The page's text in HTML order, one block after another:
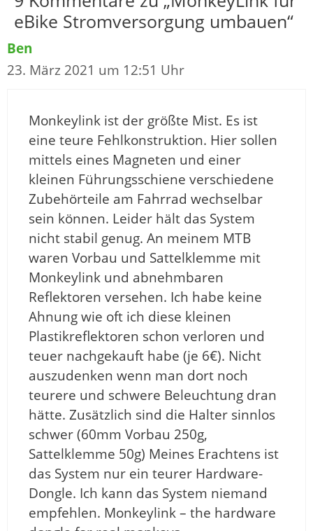
eBike Stromversorgung umbauen“
Ben
23. März 2021 um 12:51 Uhr
Monkeylink ist der größte Mist. Es ist
eine teure Fehlkonstruktion. Hier sollen
mittels eines Magneten und einer
kleinen Führungsschiene verschiedene
Zubehörteile am Fahrrad wechselbar
sein können. Leider hält das System
nicht stabil genug. An meinem MTB
waren Vorbau und Sattelklemme mit
Monkeylink und abnehmbaren
Reflektoren versehen. Ich habe keine
Ahnung wie oft ich diese kleinen
Plastikreflektoren schon verloren und
teuer nachgekauft habe (je 6€). Nicht
auszudenken wenn man dort noch
teurere und schwere Beleuchtung dran
hätte. Zusätzlich sind die Halter sinnlos
schwer (60mm Vorbau 250g,
Sattelklemme 50g) Meines Erachtens ist
das System nur ein teurer Hardware-
Dongle. Ich kann das System niemand
empfehlen. Monkeylink – the hardware